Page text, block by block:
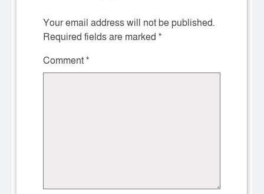
Your email address will not be published.
Required fields are marked *
Comment*